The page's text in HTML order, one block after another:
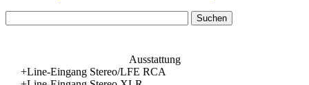
Ausstattung
+Line-Eingang Stereo/LFE RCA